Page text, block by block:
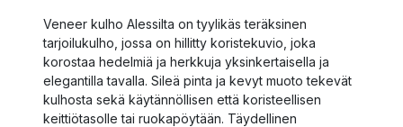
Veneer kulho Alessilta on tyylikäs teräksinen
tarjoilukulho, jossa on hillitty koristekuvio, joka
korostaa hedelmiä ja herkkuja yksinkertaisella ja
elegantilla tavalla. Sileä pinta ja kevyt muoto tekevät
kulhosta sekä käytännöllisen että koristeellisen
keittiötasolle tai ruokapöytään. Täydellinen